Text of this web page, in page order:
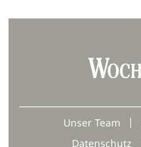
Unser Team
Datenschutz